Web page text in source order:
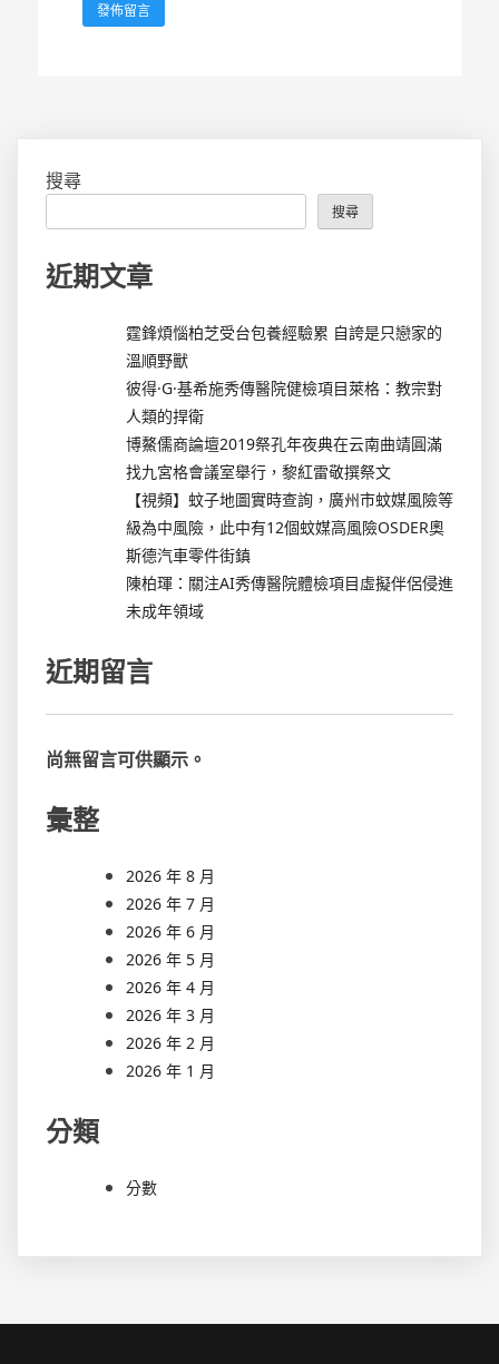
搜尋
搜尋
近期文章
霆鋒煩惱柏芝受台包養經驗累 自誇是只戀家的
溫順野獸
彼得·G·基希施秀傳醫院健檢項目萊格：教宗對
人類的捍衛
博鰲儒商論壇2019祭孔年夜典在云南曲靖圓滿
找九宮格會議室舉行，黎紅雷敬撰祭文
【視頻】蚊子地圖實時查詢，廣州市蚊媒風險等
級為中風險，此中有12個蚊媒高風險OSDER奧
斯德汽車零件街鎮
陳柏琿：關注AI秀傳醫院體檢項目虛擬伴侶侵進
未成年領域
近期留言
尚無留言可供顯示。
彙整
2026 年 8 月
2026 年 7 月
2026 年 6 月
2026 年 5 月
2026 年 4 月
2026 年 3 月
2026 年 2 月
2026 年 1 月
分類
分數